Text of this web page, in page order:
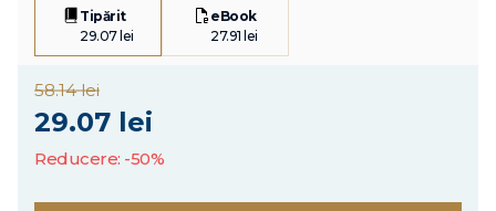
Tipărit
29.07 lei
eBook
27.91 lei
58.14 lei
29.07 lei
Reducere: -50%